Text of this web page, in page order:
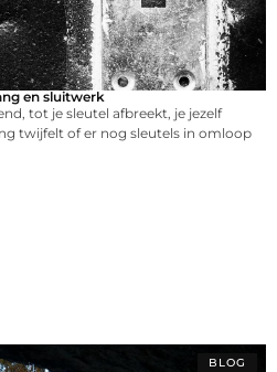
en sluitwerk
tot je sleutel afbreekt, je jezelf
twijfelt of er nog sleutels in omloop
BLOG